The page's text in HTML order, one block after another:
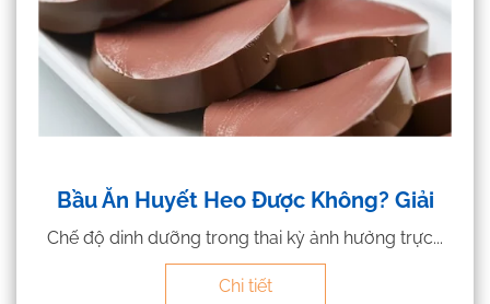
Bầu Ăn Huyết Heo Được Không? Giải
Chế độ dinh dưỡng trong thai kỳ ảnh hưởng trực...
Chi tiết